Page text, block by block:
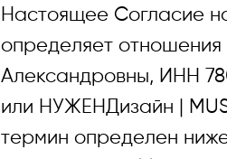
Настоящее Согласие
определяет
Александровны, ИНН
или НУЖЕНДизайн |
термин определен